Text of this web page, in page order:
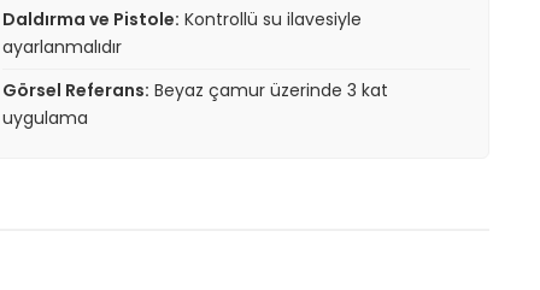
Daldırma ve Pistole: Kontrollü su ilavesiyle
ayarlanmalıdır
Görsel Referans: Beyaz çamur üzerinde 3 kat
uygulama